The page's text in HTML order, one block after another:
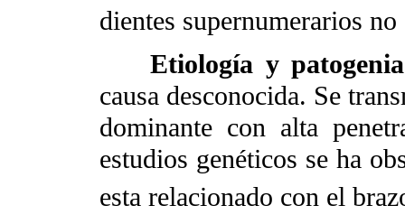
dientes supernumerarios
Etiología y patogenia
causa desconocida. Se
dominante con alta
estudios genéticos se ha
esta relacionado con el